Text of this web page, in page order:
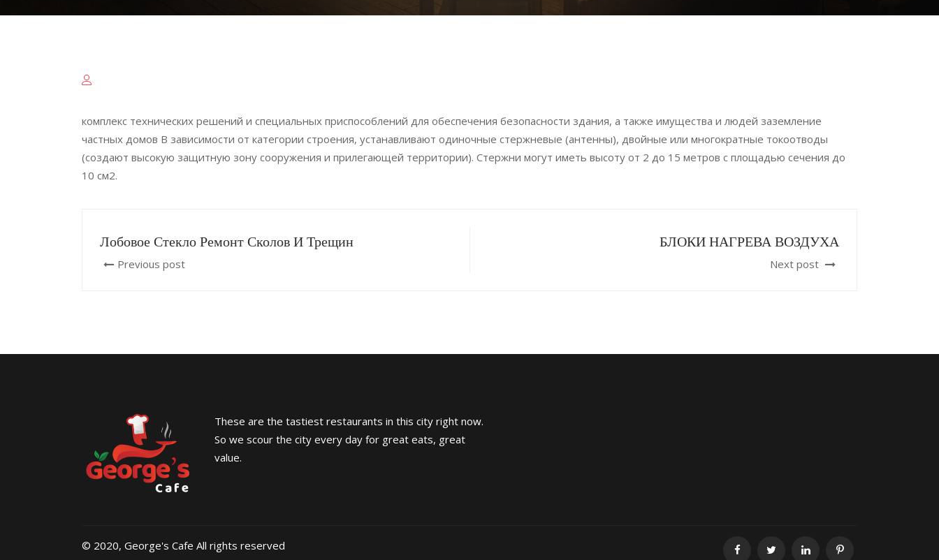
комплекс технических решений и специальных приспособлений для обеспечения безопасности здания, а также имущества и людей заземление
частных домов В зависимости от категории строения, устанавливают одиночные стержневые (антенны), двойные или многократные токоотводы
(создают высокую защитную зону сооружения и прилегающей территории). Стержни могут иметь высоту от 2 до 15 метров с площадью сечения до
10 см2.
Лобовое Стекло Ремонт Сколов И Трещин
Previous post
БЛОКИ НАГРЕВА ВОЗДУХА
Next post
These are the tastiest restaurants in this city right now.
So we scour the city every day for great eats, great
value.
© 2020, George's Cafe All rights reserved